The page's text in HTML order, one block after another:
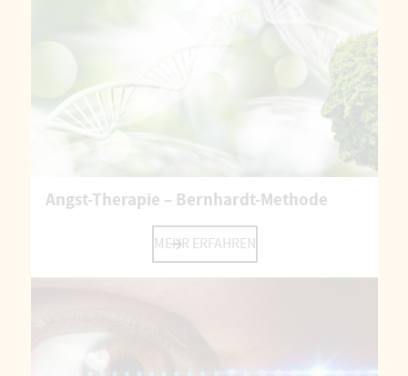
Angst-Therapie – Bernhardt-Methode
MEHR ERFAHREN